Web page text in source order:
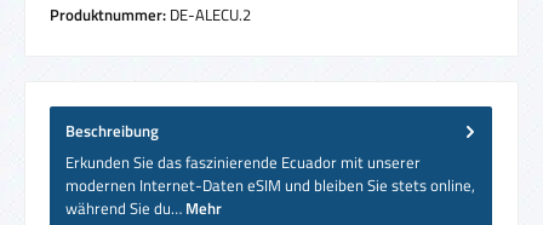
Produktnummer: DE-ALECU.2
Beschreibung
Erkunden Sie das faszinierende Ecuador mit unserer
modernen Internet-Daten eSIM und bleiben Sie stets online,
während Sie du… Mehr